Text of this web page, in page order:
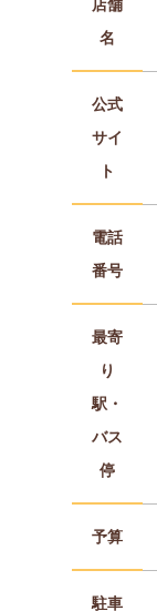
店舗
名
公式
サイ
ト
電話
番号
最寄
り
駅・
バス
停
予算
駐車